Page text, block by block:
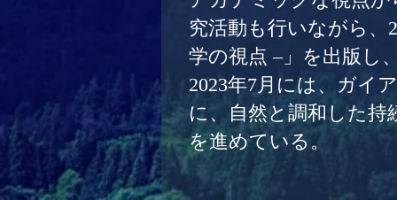
究活動も行いながら、
学の視点 –」を出版し
2023年7月には、ガイ
に、自然と調和した
を進めている。